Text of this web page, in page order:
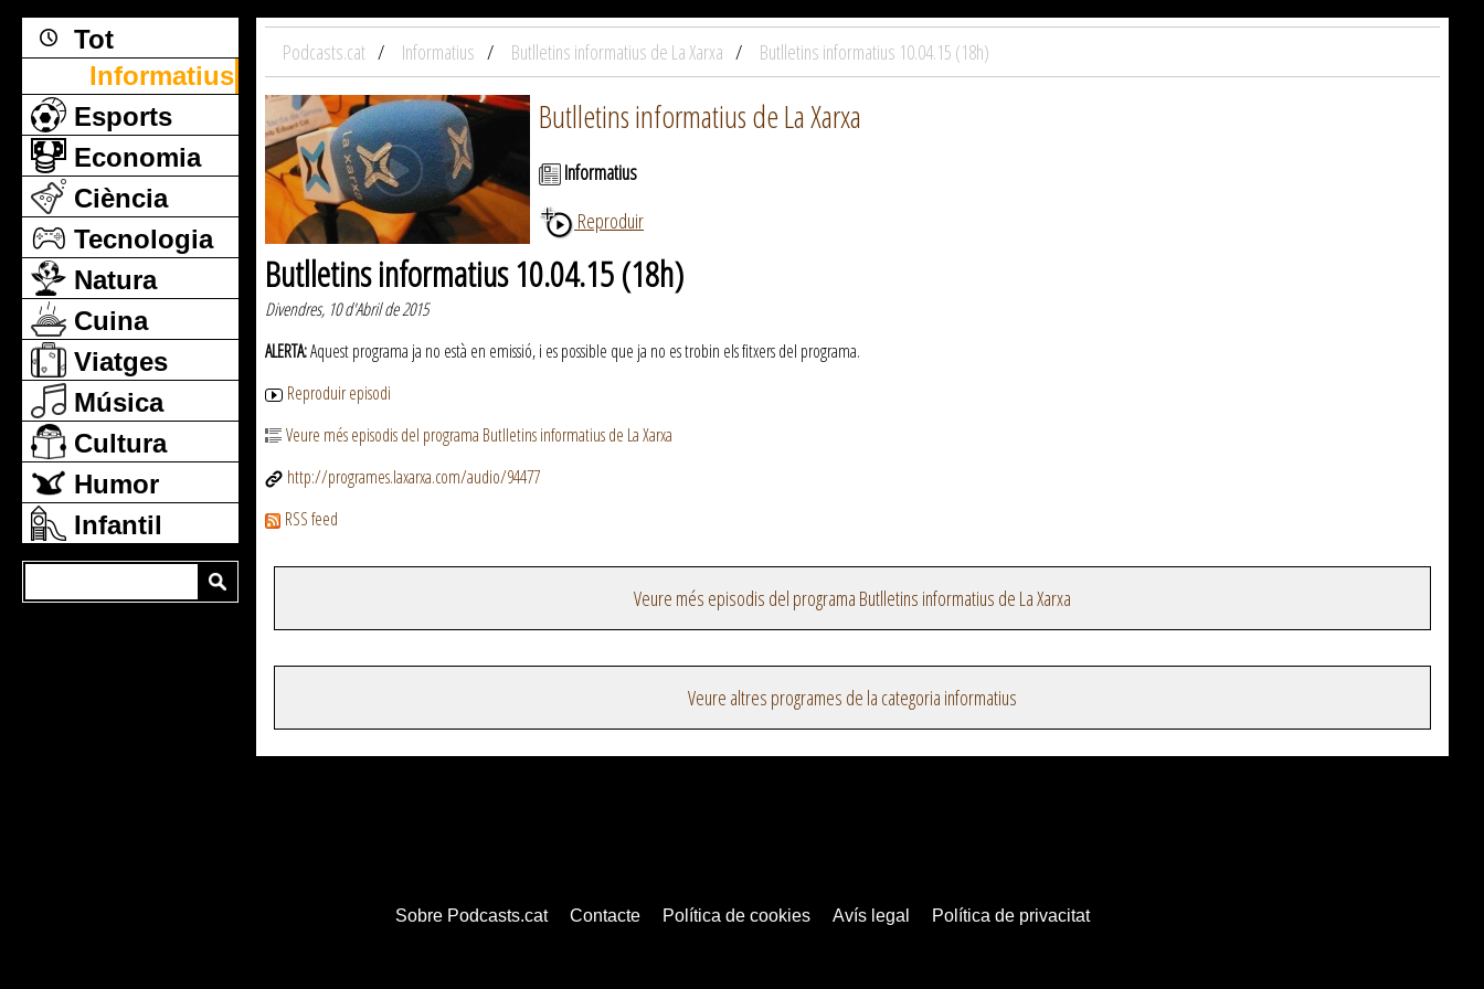
Tot
Informatius
Esports
Economia
Ciència
Tecnologia
Natura
Cuina
Viatges
Música
Cultura
Humor
Infantil
Podcasts.cat Informatius Butlletins informatius de La Xarxa Butlletins informatius 10.04.15 (18h)
Butlletins informatius de La Xarxa
Informatius
Reproduir
Butlletins informatius 10.04.15 (18h)
Divendres, 10 d'Abril de 2015
ALERTA:Aquest programa ja no està en emissió, i es possible que ja no es trobin els fitxers del programa.
Reproduir episodi
Veure més episodis del programa Butlletins informatius de La Xarxa
http://programes.laxarxa.com/audio/94477
RSS feed
Veure més episodis del programa Butlletins informatius de La Xarxa
Veure altres programes de la categoria informatius
Sobre Podcasts.cat Contacte Política de cookies Avís legal Política de privacitat